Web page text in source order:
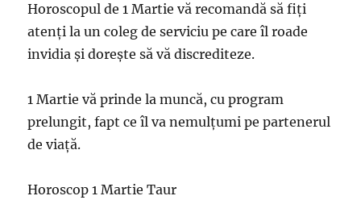
Horoscopul de 1 Martie vă recomandă să fiți
atenți la un coleg de serviciu pe care îl roade
invidia și dorește să vă discrediteze.
1 Martie vă prinde la muncă, cu program
prelungit, fapt ce îl va nemulțumi pe partenerul
de viață.
Horoscop 1 Martie Taur